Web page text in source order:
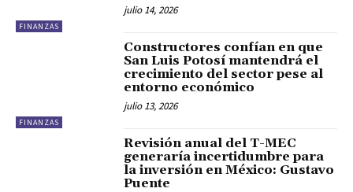
FINANZAS
julio 14, 2026
FINANZAS
Constructores confían en que
San Luis Potosí mantendrá el
crecimiento del sector pese al
entorno económico
julio 13, 2026
Revisión anual del T-MEC
generaría incertidumbre para
la inversión en México: Gustavo
Puente